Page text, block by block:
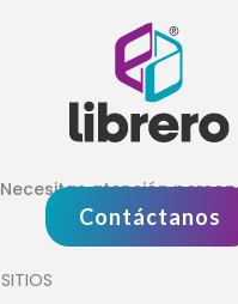
atención
Contáctanos